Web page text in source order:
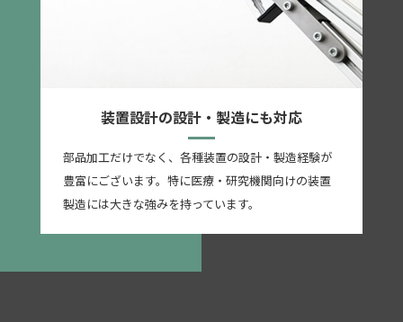
装置設計の設計・製造にも対応
部品加工だけでなく、各種装置の設計・製造経験が
豊富にございます。特に医療・研究機関向けの装置
製造には大きな強みを持っています。